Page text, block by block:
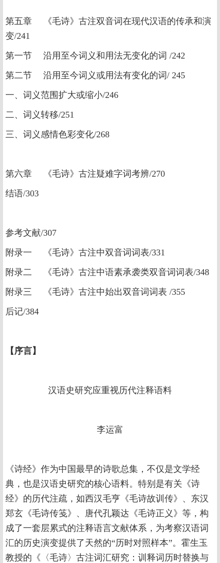
第五章 《毛诗》古注双音词在现代汉语的传承和演
变/241
第一节 沿用至今词义和用法无变化的词 /242
第二节 沿用至今词义或用法有变化的词/ 245
一、词义范围扩大或缩小/246
二、词义转移/251
三、词义感情色彩变化/268
第六章 《毛诗》古注疑难字词考辨/270
结语/303
参考文献/307
附录一 《毛诗》古注中双音词词表/331
附录二 《毛诗》古注中语素承袭类双音词词表/348
附录三 《毛诗》古注中始出双音词词表 /355
后记/384
【序言】
汉语史研究应重视历代注释语料
李运富
《诗经》作为中国最早的诗歌总集，不仅是文学经
典，也是汉语史研究的核心语料。特别是有关《诗
经》的历代注疏，如西汉毛亨《毛诗故训传》、东汉
郑玄《毛诗传笺》、唐代孔颖达《毛诗正义》等，构
成了一套层累式的注释语言文献体系，为考察汉语词
汇的历史演变提供了天然的“历时对照样本”。霍生玉
教授的《〈毛诗〉古注词汇研究：训释词历时替换与